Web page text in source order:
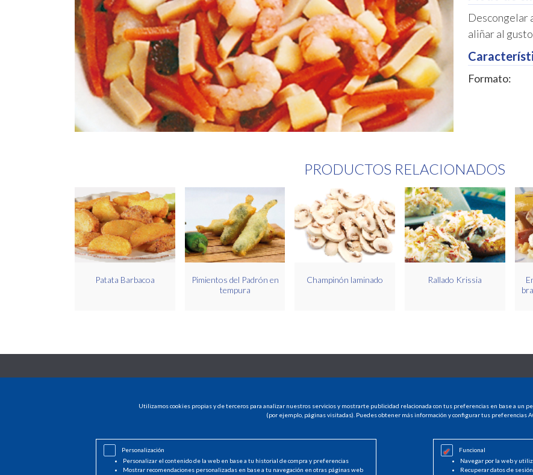
Utilizamos cookies propias y de terceros para analizar nuestros servicios y mostrarte publicidad relacionada con tus preferencias en base a un
(por ejemplo, páginas visitadas). Puedes obtener más información y configurar tus preferencias
Personalización
Personalizar el contenido de la web en base a tu historial de compra y preferencias
Mostrar recomendaciones personalizadas en base a tu navegación en otras páginas web
Funcional
Navegar por la web y
Recuperar datos de sesión
Descongelar
aliñar al
Formato:
PRODUCTOS RELACIONADOS
Patata Barbacoa
Pimientos del Padrón en
tempura
Champinón laminado Rallado Krissia
CASTELLÓN
12003 Castellón
info@decasa.es
Aviso legal
Política de